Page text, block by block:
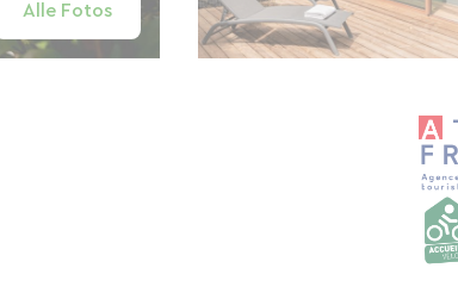
Alle Fotos